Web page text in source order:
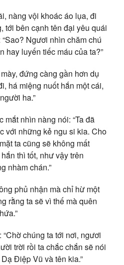
nàng vội khoác áo lụa, đi
tới bên cạnh tên đại yêu quái
Ngươi nhìn chăm chú
hay luyến tiếc máu của ta?”
đứng càng gần hơn dụ
há miệng nuốt hắn một cái,
ha.”
mắt nhìn nàng nói: “Ta đã
với những kẻ ngu si kia. Cho
ta cũng sẽ không mất
thì tốt, như vậy trên
nhàm chán.”
phủ nhận mà chỉ hừ một
rằng ta sẽ vì thế mà quên
chúng ta tới nơi, ngươi
trời rồi ta chắc chắn sẽ nói
Điệp Vũ và tên kia.”